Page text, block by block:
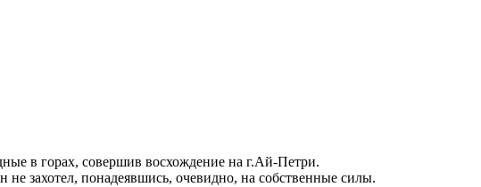
в горах, совершив восхождение на г.Ай-Петри.
захотел, понадеявшись, очевидно, на собственные силы.